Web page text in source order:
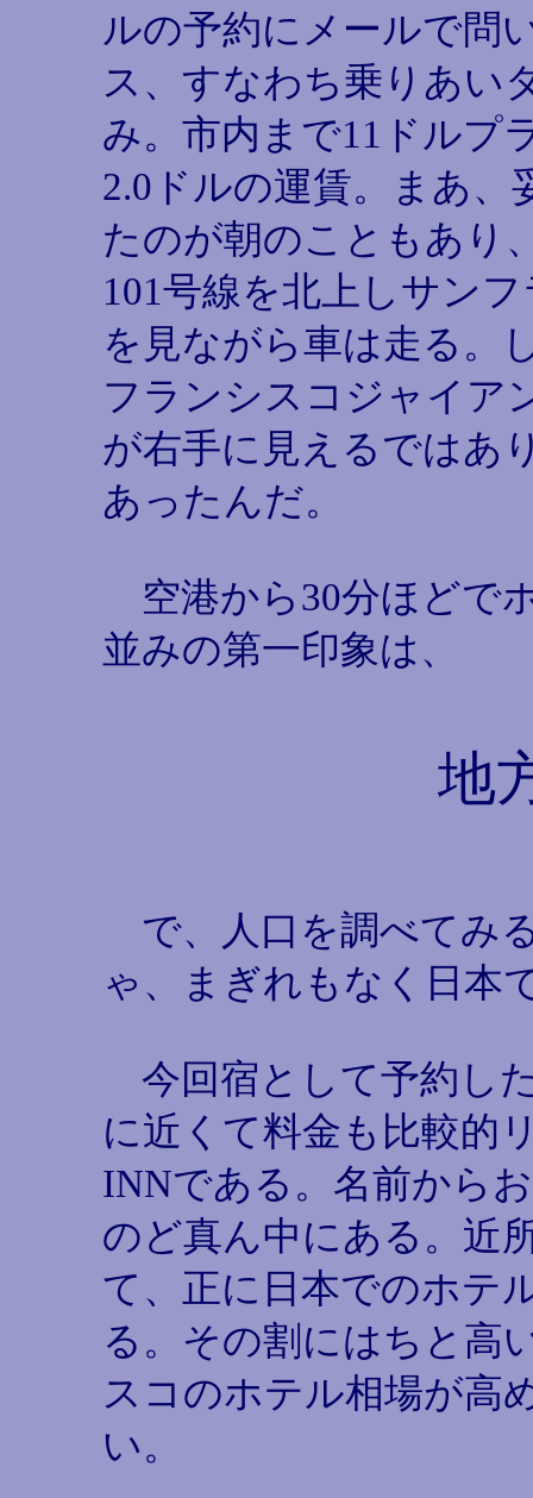
ルの予約にメールで問
ス、すなわち乗りあい
み。市内まで11ドルプ
2.0ドルの運賃。まあ
たのが朝のこともあり
101号線を北上しサン
を見ながら車は走る。
フランシスコジャイア
が右手に見えるではあ
あったんだ。
空港から30分ほどで
並みの第一印象は、
地
で、人口を調べてみ
ゃ、まぎれもなく日本
今回宿として予約し
に近くて料金も比較的
INNである。名前から
のど真ん中にある。近
て、正に日本でのホテ
る。その割にはちと高
スコのホテル相場が高
い。